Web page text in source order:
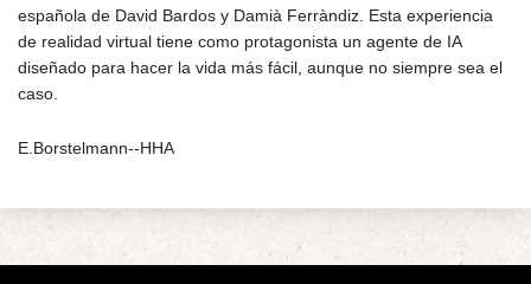
española de David Bardos y Damià Ferràndiz. Esta experiencia
de realidad virtual tiene como protagonista un agente de IA
diseñado para hacer la vida más fácil, aunque no siempre sea el
caso.
E.Borstelmann--HHA